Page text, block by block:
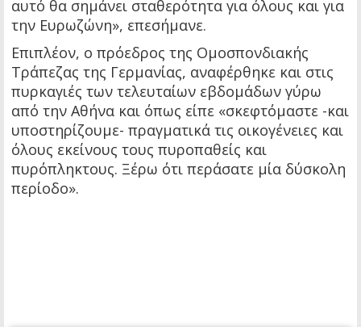
αυτό θα σημάνει σταθερότητα για όλους και για
την Ευρωζώνη», επεσήμανε.
Επιπλέον, ο πρόεδρος της Ομοσπονδιακής
Τράπεζας της Γερμανίας, αναφέρθηκε και στις
πυρκαγιές των τελευταίων εβδομάδων γύρω
από την Αθήνα και όπως είπε «σκεφτόμαστε -και
υποστηρίζουμε- πραγματικά τις οικογένειες και
όλους εκείνους τους πυροπαθείς και
πυρόπληκτους. Ξέρω ότι περάσατε μία δύσκολη
περίοδο».